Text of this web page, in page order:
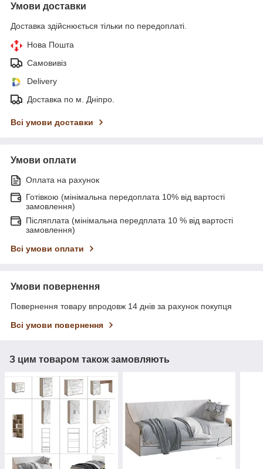
Умови доставки
Доставка здійснюється тільки по передоплаті.
Нова Пошта
Самовивіз
Delivery
Доставка по м. Дніпро.
Всі умови доставки
Умови оплати
Оплата на рахунок
Готівкою (мінімальна передоплата 10% від вартості
замовлення)
Післяплата (мінімальна передплата 10 % від вартості
замовлення)
Всі умови оплати
Умови повернення
Повернення товару впродовж 14 днів за рахунок покупця
Всі умови повернення
З цим товаром також замовляють